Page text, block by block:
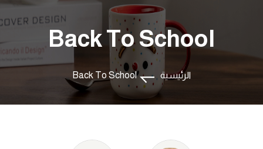
الرئيسية Back To School
Back To School